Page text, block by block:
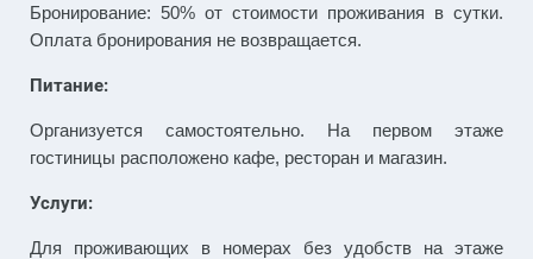
Бронирование: 50% от стоимости проживания в сутки.
Оплата бронирования не возвращается.
Питание:
Организуется самостоятельно. На первом этаже
гостиницы расположено кафе, ресторан и магазин.
Услуги:
Для проживающих в номерах без удобств на этаже